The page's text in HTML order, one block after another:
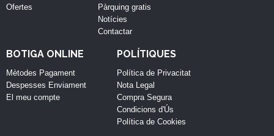
Ofertes
Pàrquing gratis
Notícies
Contactar
BOTIGA ONLINE
Mètodes Pagament
Despesses Enviament
El meu compte
POLÍTIQUES
Política de Privacitat
Nota Legal
Compra Segura
Condicions d'Ús
Política de Cookies